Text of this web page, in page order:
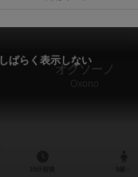
オクソーノ
Oxono
しばらく表示しない